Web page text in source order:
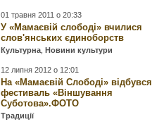
01 травня 2011 о 20:33
У «Мамаєвій слободі» вчилися
слов'янських єдиноборств
Культурна ,Новини культури
12 липня 2012 о 12:01
На «Мамаєвій Слободі» відбувся
фестиваль «Віншування
Суботова».ФОТО
Традиції